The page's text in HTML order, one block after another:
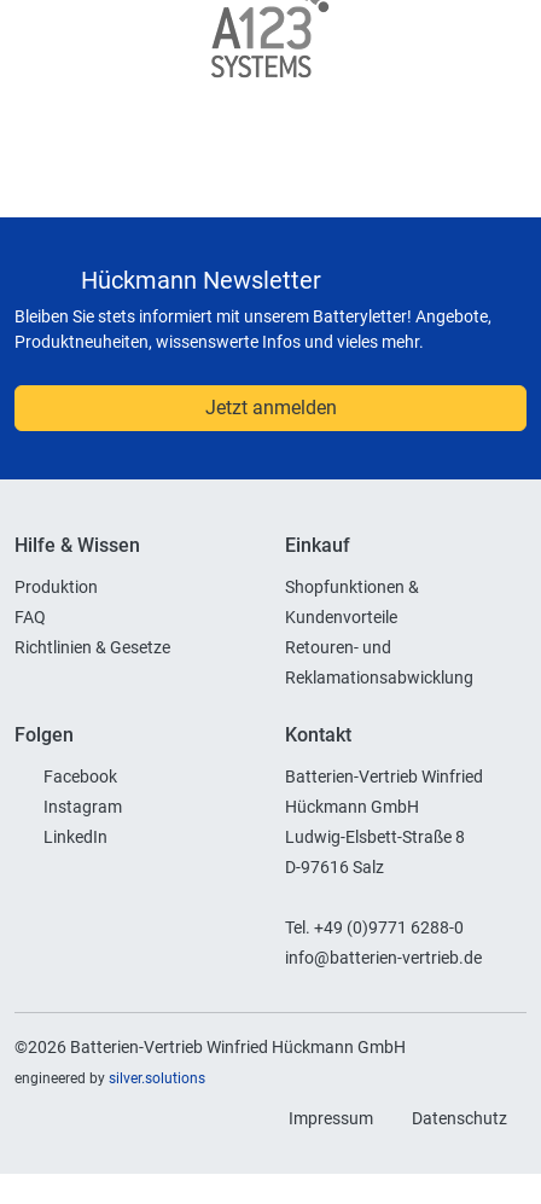
Hückmann Newsletter
Bleiben Sie stets informiert mit unserem Batteryletter! Angebote,
Produktneuheiten, wissenswerte Infos und vieles mehr.
Jetzt anmelden
Hilfe & Wissen
Produktion
FAQ
Richtlinien & Gesetze
Einkauf
Shopfunktionen &
Kundenvorteile
Retouren- und
Reklamationsabwicklung
Folgen
Facebook
Instagram
LinkedIn
Kontakt
Batterien-Vertrieb Winfried
Hückmann GmbH
Ludwig-Elsbett-Straße 8
D-97616 Salz
Tel. +49 (0)9771 6288-0
info@batterien-vertrieb.de
©2026 Batterien-Vertrieb Winfried Hückmann GmbH
engineered by silver.solutions
Impressum Datenschutz